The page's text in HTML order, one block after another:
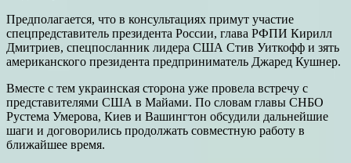
Предполагается, что в консультациях примут участие
спецпредставитель президента России, глава РФПИ Кирилл
Дмитриев, спецпосланник лидера США Стив Уиткофф и зять
американского президента предприниматель Джаред Кушнер.
Вместе с тем украинская сторона уже провела встречу с
представителями США в Майами. По словам главы СНБО
Рустема Умерова, Киев и Вашингтон обсудили дальнейшие
шаги и договорились продолжать совместную работу в
ближайшее время.